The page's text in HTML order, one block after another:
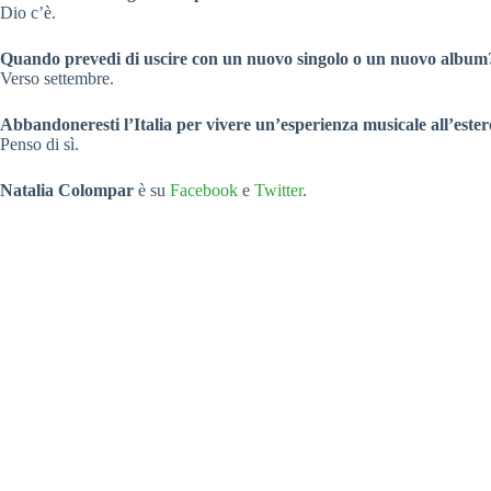
Dio c’è.
Quando prevedi di uscire con un nuovo singolo o un nuovo
Verso settembre.
Abbandoneresti l’Italia per vivere un’esperienza musicale
Penso di sì.
Natalia Colompar è su Facebook e Twitter.